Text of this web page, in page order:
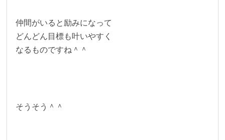
仲間がいると励みになって
どんどん目標も叶いやすく
なるものですね＾＾
そうそう＾＾